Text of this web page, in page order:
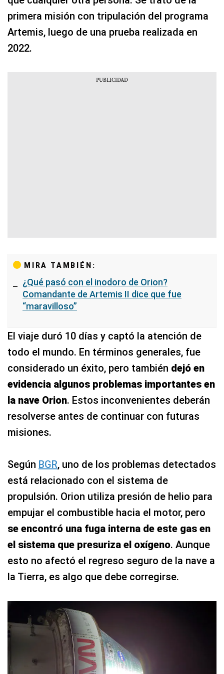
primera misión con tripulación del programa
Artemis, luego de una prueba realizada en
2022.
MIRA TAMBIÉN:
¿Qué pasó con el inodoro de Orion?
Comandante de Artemis II dice que fue
“maravilloso”
El viaje duró 10 días y captó la atención de
todo el mundo. En términos generales, fue
considerado un éxito, pero también dejó en
evidencia algunos problemas importantes en
la nave Orion. Estos inconvenientes deberán
resolverse antes de continuar con futuras
misiones.
Según BGR, uno de los problemas detectados
está relacionado con el sistema de
propulsión. Orion utiliza presión de helio para
empujar el combustible hacia el motor, pero
se encontró una fuga interna de este gas en
el sistema que presuriza el oxígeno. Aunque
esto no afectó el regreso seguro de la nave a
la Tierra, es algo que debe corregirse.